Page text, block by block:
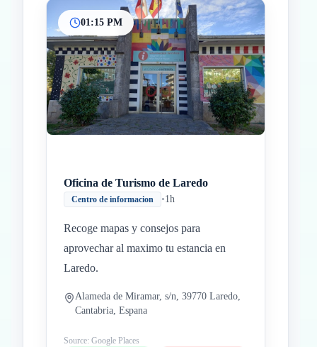
01:15 PM
Oficina de Turismo de Laredo
Centro de informacion •1h
Recoge mapas y consejos para
aprovechar al maximo tu estancia en
Laredo.
Alameda de Miramar, s/n, 39770 Laredo,
Cantabria, Espana
Source: Google Places